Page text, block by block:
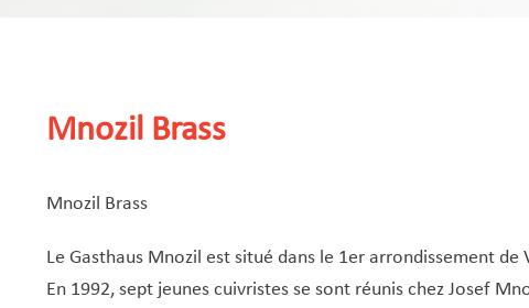
Mnozil Brass
Mnozil Brass
Le Gasthaus Mnozil est situé dans le 1er arrondissement de
En 1992, sept jeunes cuivristes se sont réunis chez Josef